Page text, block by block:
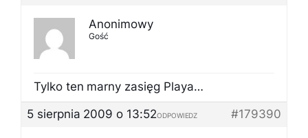
Anonimowy
Gość
Tylko ten marny zasięg Playa…
5 sierpnia 2009 o 13:52
#179390
ODPOWIEDZ